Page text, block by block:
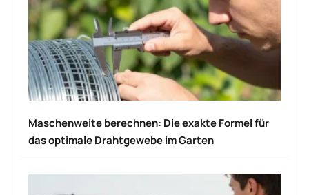
Maschenweite berechnen: Die exakte Formel für
das optimale Drahtgewebe im Garten